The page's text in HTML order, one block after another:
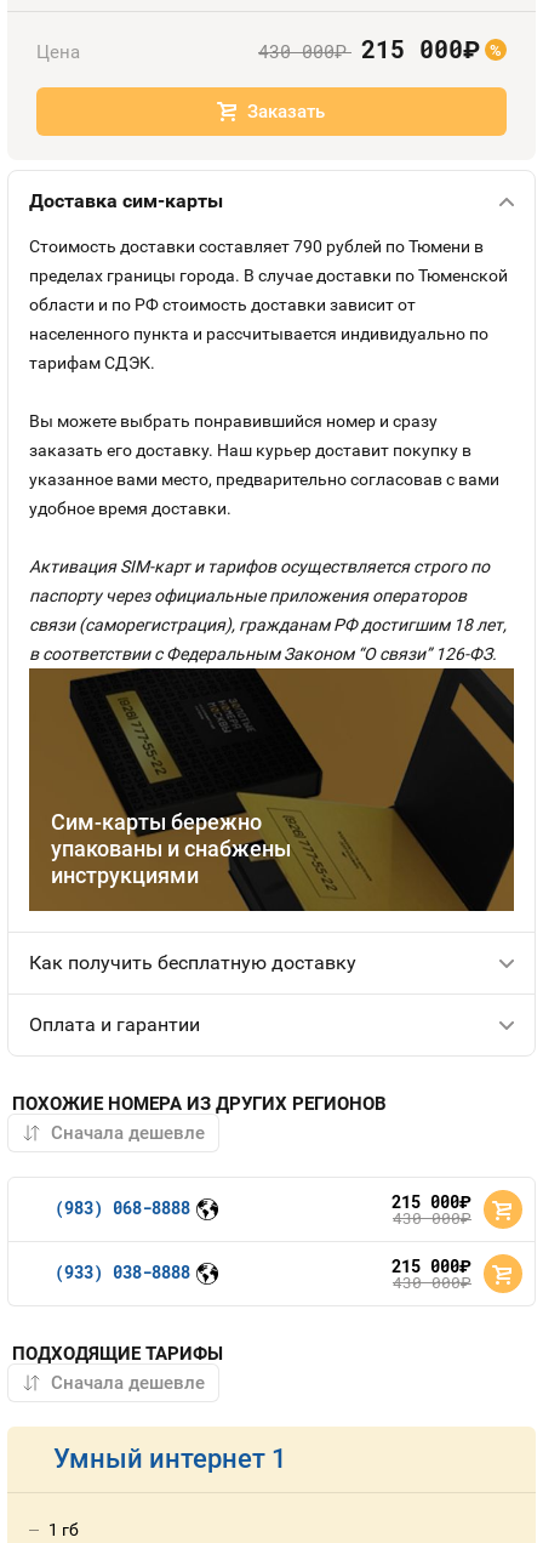
Контакты
Цена 430 000руб. 215 000руб. %
Заказать
Доставка сим-карты
Сим-карты бережно
упакованы и снабжены
инструкциями
Стоимость доставки составляет 790 рублей по Тюмени в
пределах границы города. В случае доставки по Тюменской
области и по РФ стоимость доставки зависит от
населенного пункта и рассчитывается индивидуально по
тарифам СДЭК.
Вы можете выбрать понравившийся номер и сразу
заказать его доставку. Наш курьер доставит покупку в
указанное вами место, предварительно согласовав с вами
удобное время доставки.
Активация SIM-карт и тарифов осуществляется строго по
паспорту через официальные приложения операторов
связи (саморегистрация), гражданам РФ достигшим 18 лет,
в соответствии с Федеральным Законом “О связи” 126-ФЗ.
Как получить бесплатную доставку
Оплата и гарантии
ПОХОЖИЕ НОМЕРА ИЗ ДРУГИХ РЕГИОНОВ
(983) 068-8888 215 000руб.
430 000руб.
(933) 038-8888 215 000руб.
430 000руб.
ПОДХОДЯЩИЕ ТАРИФЫ
Умный интернет 1
1 гб